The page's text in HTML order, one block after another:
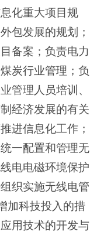
化重大项目规
包发展的规划；
备案；负责电力
炭行业管理；负
管理人员培训、
经济发展的有关
进信息化工作；
一配置和管理无
电电磁环境保护
织实施无线电管
加科技投入的措
用技术的开发与